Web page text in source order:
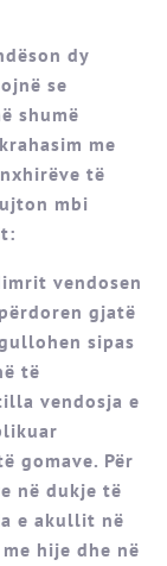
dy
se
shumë
me
të
mbi
vendosen
gjatë
sipas
të
vendosja e
gomave. Për
në dukje të
e akullit në
hije dhe në